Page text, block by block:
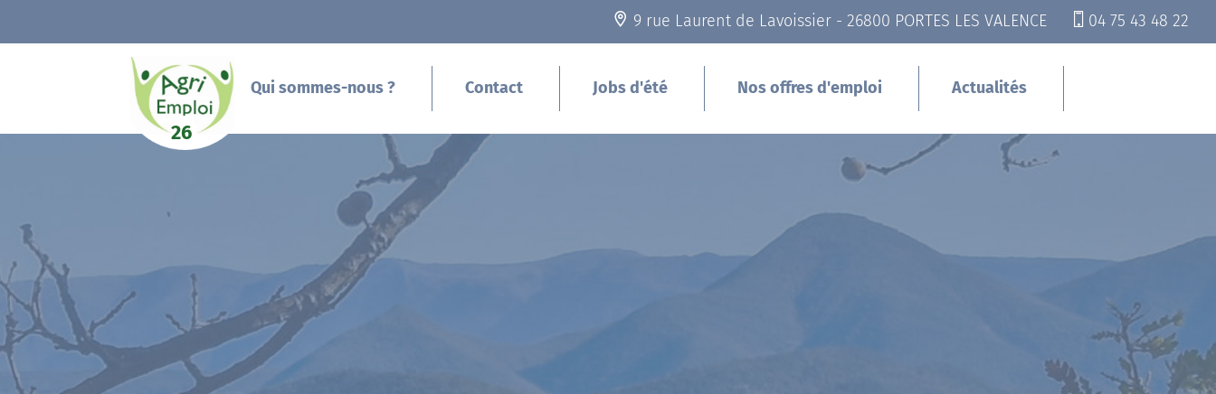
9 rue Laurent de Lavoissier - 26800 PORTES LES VALENCE 04 75 43 48 22
Qui sommes-nous ? Contact Jobs d'été Nos offres d'emploi Actualités